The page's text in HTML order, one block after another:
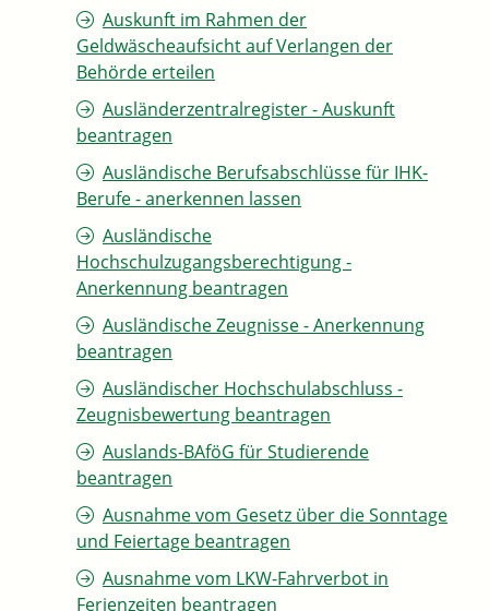
Auskunft im Rahmen der
Geldwäscheaufsicht auf Verlangen der
Behörde erteilen
Ausländerzentralregister - Auskunft
beantragen
Ausländische Berufsabschlüsse für IHK-
Berufe - anerkennen lassen
Ausländische
Hochschulzugangsberechtigung -
Anerkennung beantragen
Ausländische Zeugnisse - Anerkennung
beantragen
Ausländischer Hochschulabschluss -
Zeugnisbewertung beantragen
Auslands-BAföG für Studierende
beantragen
Ausnahme vom Gesetz über die Sonntage
und Feiertage beantragen
Ausnahme vom LKW-Fahrverbot in
Ferienzeiten beantragen